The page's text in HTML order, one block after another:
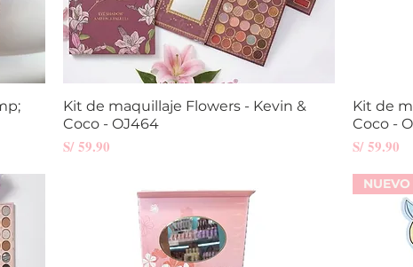
Vista rápida
Kit de maquillaje Flowers - Kevin &
Coco - OJ464
Precio
S/ 59.90
Kit de
Coco -
Precio
S/ 59.90
NUEVO